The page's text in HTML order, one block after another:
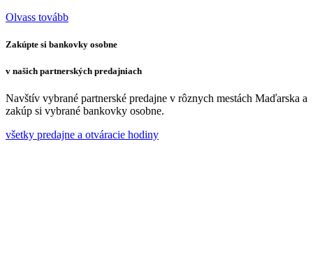
Olvass tovább
Zakúpte si bankovky osobne
v našich partnerských predajniach
Navštív vybrané partnerské predajne v rôznych mestách Maďarska a
zakúp si vybrané bankovky osobne.
všetky predajne a otváracie hodiny